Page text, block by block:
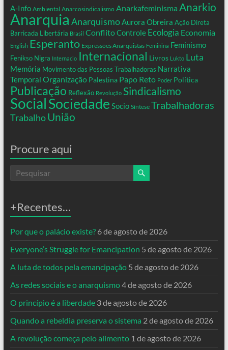
A-Info Ambiental Anarcosindicalismo Anarkafeminisma Anarkio
Anarquia AnarquismoAurora Obreira Ação Direta
Barricada Libertária Brasil ConflitoControle Ecologia Economia
English Esperanto Expressões Anarquistas Feminina Feminismo
Fenikso Nigra Internacio Internacional Livros Lukto Luta
Memória Movimento das Pessoas Trabalhadoras Narrativa
Temporal Organização Palestina Papo Reto Poder Política
Publicação Reflexão Revolução Sindicalismo
SocialSociedade Socio Síntese Trabalhadoras
Trabalho União
Procure aqui
+Recentes…
Por que o palácio existe? 6 de agosto de 2026
Everyone’s Struggle for Emancipation 5 de agosto de 2026
A luta de todos pela emancipação 5 de agosto de 2026
As redes sociais e o anarquismo4 de agosto de 2026
O princípio é a liberdade 3 de agosto de 2026
Quando a rebeldia preserva o sistema 2 de agosto de 2026
A revolução começa pelo alimento 1 de agosto de 2026